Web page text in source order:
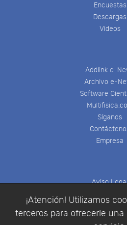
¡Atención! Utilizamos
terceros para ofrecerle
Encuestas
Descargas
Videos
Addlink e-
Archivo e-
Software
Síganos
Empresa
Aviso
Política de
Condiciones de